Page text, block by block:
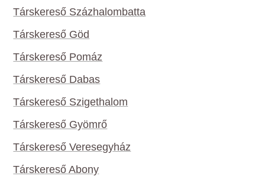
Társkereső Százhalombatta
Társkereső Göd
Társkereső Pomáz
Társkereső Dabas
Társkereső Szigethalom
Társkereső Gyömrő
Társkereső Veresegyház
Társkereső Abony